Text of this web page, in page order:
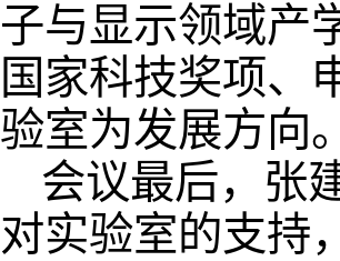
子与显示领域产
国家科技奖项、
验室为发展方向。
会议最后，张
对实验室的支持